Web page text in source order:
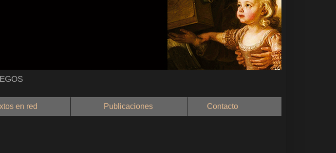
en red Publicaciones Contacto